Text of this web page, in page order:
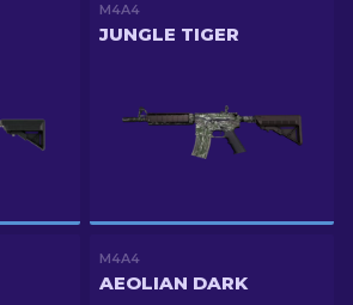
M4A4
JUNGLE TIGER
M4A4
AEOLIAN DARK